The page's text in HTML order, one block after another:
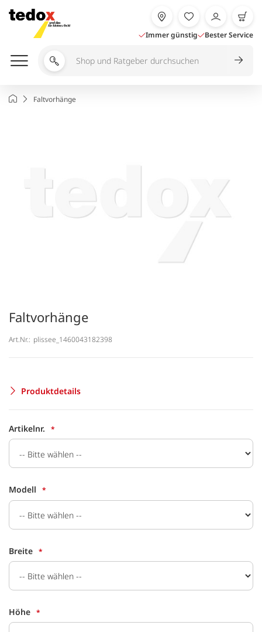
Inhalt
springen
Immer günstig Bester Service
Shop
durchsuchen
StartseiteFaltvorhänge
Faltvorhänge
Art.Nr.: plissee_1460043182398
Produktdetails
Artikelnr.
Modell
Breite
Höhe